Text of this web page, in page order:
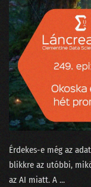
073 -
072 -
071 -
070 -
069 -
067 -
Érdekes-e még az
blikkre az utóbbi,
az AI miatt. A ...